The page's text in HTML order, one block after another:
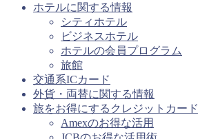
ホテルに関する情報
シティホテル
ビジネスホテル
ホテルの会員プログラム
旅館
交通系ICカード
外貨・両替に関する情報
旅をお得にするクレジットカード
Amexのお得な活用